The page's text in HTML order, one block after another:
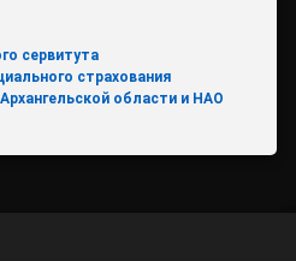
сервитута
страхования
области и НАО